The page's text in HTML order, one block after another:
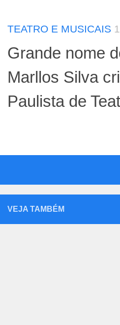
TEATRO E MUSICAIS
Grande nome
Marllos Silva
Paulista de
VEJA TAMBÉM